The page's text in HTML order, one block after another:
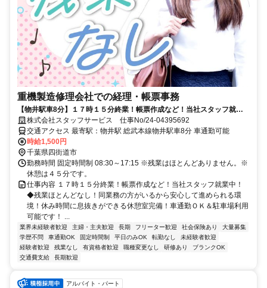
重機製造修理会社での経理・帳票事務
【物井駅車8分】１７時１５分終業！帳票作成など！当社スタッフ就業
中！株式会社スタッフサービス 仕事No/24-04395692
交通アクセス 最寄駅：物井駅 総武本線物井駅車8分 車通勤可能
時給1,500円
千葉県四街道市
勤務時間 固定時間制 08:30～17:15 ※残業はほとんどありません。※
休憩は４５分です。
仕事内容 １７時１５分終業！帳票作成など！当社スタッフ就業中！
◆残業ほとんどなし！同業務の方がいるから安心して進められる環
境！休み時間に息抜きができる休憩室完備！車通勤ＯＫ＆駐車場利用
可能です！ ...
業界未経験者歓迎 主婦・主夫歓迎 長期 フリーター歓迎 社会保険あり
大量募集
学歴不問
車通勤OK 固定時間制 平日のみOK 転勤なし
未経験者歓迎
経験者歓迎
残業なし 有資格者歓迎 職種変更なし 研修あり
ブランクOK
交通費支給
長期歓迎
アルバイト・パート